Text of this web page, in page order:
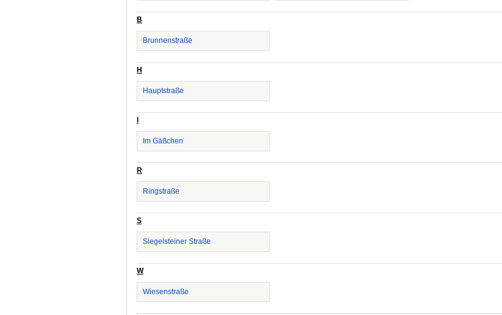
B
Brunnenstraße
H
Hauptstraße
Im Gäßchen
R
Ringstraße
S
Siegelsteiner Straße
W
Wiesenstraße